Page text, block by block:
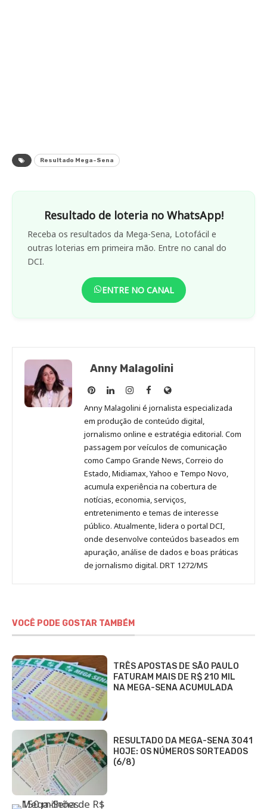
Resultado Mega-Sena
Resultado de loteria no WhatsApp!
Receba os resultados da Mega-Sena, Lotofácil e
outras loterias em primeira mão. Entre no canal do
DCI.
ENTRE NO CANAL
Anny Malagolini
Anny
Malagolini
no
Pinterest
Anny
Malagolini
no
LinkedIn
Anny
Malagolini
no
Instagram
Anny
Malagolini
no
Facebook
Site
de
Anny
Malagolini
Anny Malagolini é jornalista especializada
em produção de conteúdo digital,
jornalismo online e estratégia editorial. Com
passagem por veículos de comunicação
como Campo Grande News, Correio do
Estado, Midiamax, Yahoo e Tempo Novo,
acumula experiência na cobertura de
notícias, economia, serviços,
entretenimento e temas de interesse
público. Atualmente, lidera o portal DCI,
onde desenvolve conteúdos baseados em
apuração, análise de dados e boas práticas
de jornalismo digital. DRT 1272/MS
VOCÊ PODE GOSTAR TAMBÉM
TRÊS APOSTAS DE SÃO PAULO
FATURAM MAIS DE R$ 210 MIL
NA MEGA-SENA ACUMULADA
RESULTADO DA MEGA-SENA 3041
HOJE: OS NÚMEROS SORTEADOS
(6/8)